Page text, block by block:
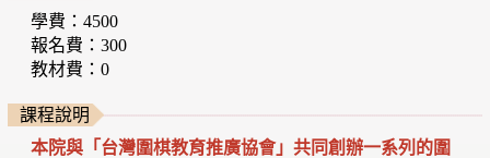
學費：4500
報名費：300
教材費：0
課程說明
本院與「台灣圍棋教育推廣協會」共同創辦一系列的圍